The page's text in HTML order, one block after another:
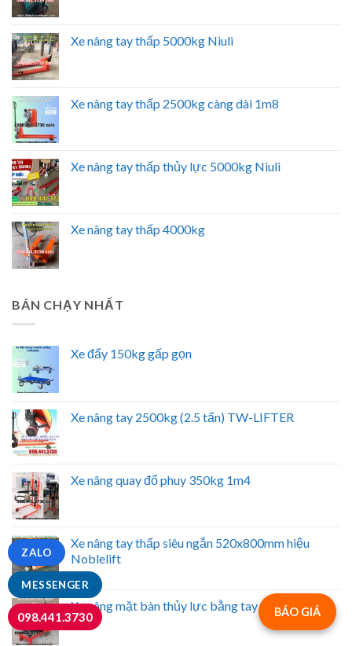
Xe nâng tay thấp 5000kg Niuli
Xe nâng tay thấp 2500kg càng dài 1m8
Xe nâng tay thấp thủy lực 5000kg Niuli
Xe nâng tay thấp 4000kg
BÁN CHẠY NHẤT
Xe đẩy 150kg gấp gọn
Xe nâng tay 2500kg (2.5 tấn) TW-LIFTER
Xe nâng quay đổ phuy 350kg 1m4
Xe nâng tay thấp siêu ngắn 520x800mm hiệu
Noblelift
Xe nâng mặt bàn thủy lực bằng tay 500kgBÁO GIÁ
MESSENGER
ZALO
098.441.3730